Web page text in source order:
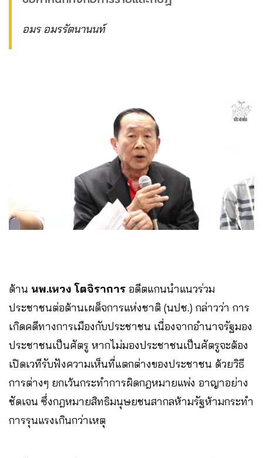
อมร อมรรัตนานนท์
ด้าน นพ.เหวง โตจิราการ อดีตแกนนำแนวร่วม
ประชาชนต่อต้านเผด็จการแห่งชาติ (นปช.) กล่าวว่า การ
เกิดคดีทางการเมืองกับประชาชน เนื่องจากอำนาจรัฐมอง
ประชาชนเป็นศัตรู หากไม่มองประชาชนเป็นศัตรูจะต้อง
เปิดเวทีรับฟังความเห็นที่แตกต่างของประชาชน ด้วยวิธี
การต่างๆ ยกเว้นกระทำการผิดกฎหมายแพ่ง อาญาอย่าง
ชัดเจน ซึ่งกฎหมายสิทธิมนุษยชนสากลห้ามรัฐห้ามกระทำ
การรุนแรงเกินกว่าเหตุ